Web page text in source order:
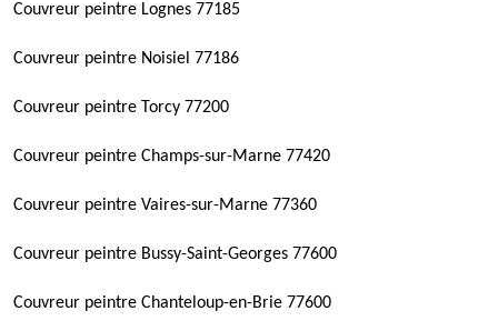
Couvreur peintre Lognes 77185
Couvreur peintre Noisiel 77186
Couvreur peintre Torcy 77200
Couvreur peintre Champs-sur-Marne 77420
Couvreur peintre Vaires-sur-Marne 77360
Couvreur peintre Bussy-Saint-Georges 77600
Couvreur peintre Chanteloup-en-Brie 77600